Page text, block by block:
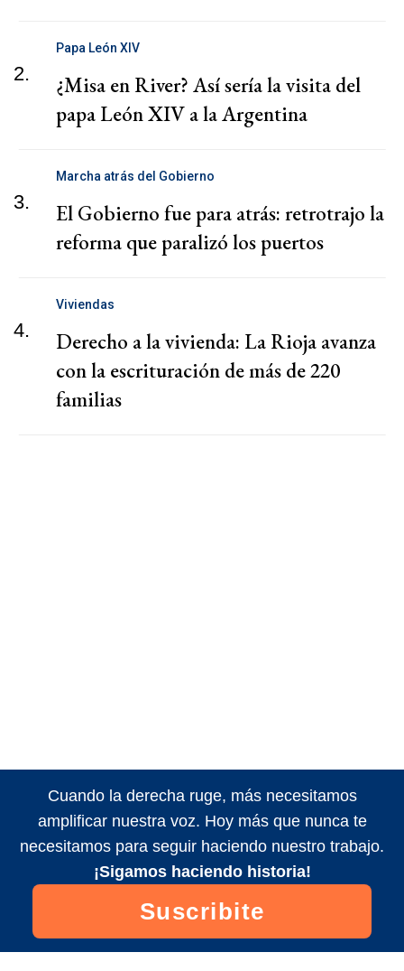
2.
Papa León XIV
¿Misa en River? Así sería la visita del
papa León XIV a la Argentina
3.
Marcha atrás del Gobierno
El Gobierno fue para atrás: retrotrajo la
reforma que paralizó los puertos
4.
Viviendas
Derecho a la vivienda: La Rioja avanza
con la escrituración de más de 220
familias
Cuando la derecha ruge, más necesitamos
amplificar nuestra voz. Hoy más que nunca te
necesitamos para seguir haciendo nuestro trabajo.
¡Sigamos haciendo historia!
Suscribite